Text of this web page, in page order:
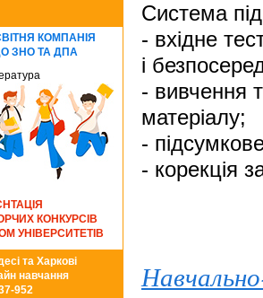
Система
- вхідне
і
- вивчення
матеріалу;
-
- корекція
КОМПАНІЯ
ЗНО ТА ДПА
КОНКУРСІВ
УНІВЕРСИТЕТІВ
та Харкові
навчання
952